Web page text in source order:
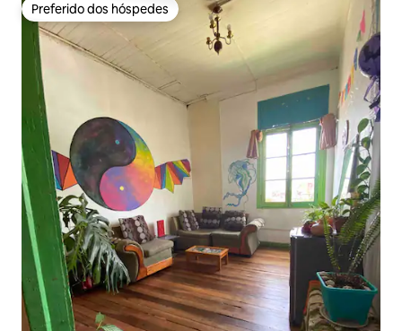
Preferido dos hóspedes
Preferido dos hóspedes